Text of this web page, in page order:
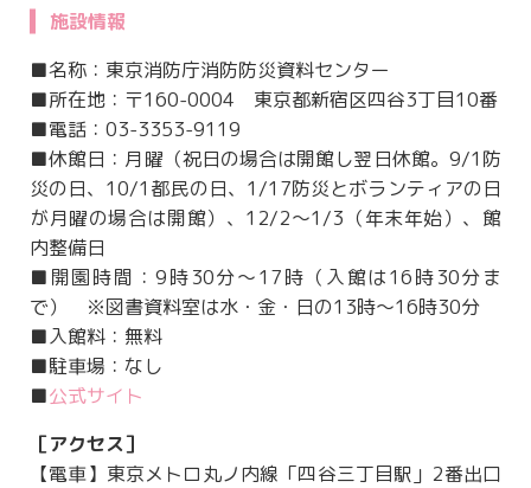
施設情報
■名称：東京消防庁消防防災資料センター
■所在地：〒160-0004 東京都新宿区四谷3丁目10番
■電話：03-3353-9119
■休館日：月曜（祝日の場合は開館し翌日休館。9/1防
災の日、10/1都民の日、1/17防災とボランティアの日
が月曜の場合は開館）、12/2～1/3（年末年始）、館
内整備日
■開園時間：9時30分～17時（入館は16時30分ま
で） ※図書資料室は水・金・日の13時～16時30分
■入館料：無料
■駐車場：なし
■公式サイト
［アクセス］
【電車】東京メトロ丸ノ内線「四谷三丁目駅」2番出口